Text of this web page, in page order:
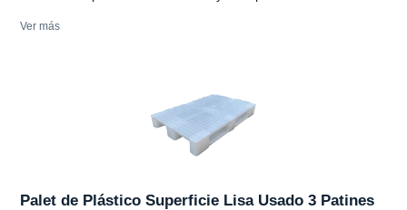
Ver más
Palet de Plástico Superficie Lisa Usado 3 Patines